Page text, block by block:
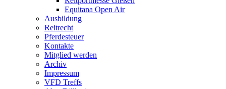
Equitana Open Air
Ausbildung
Reitrecht
Pferdesteuer
Kontakte
Mitglied werden
Archiv
Impressum
VFD Treffs